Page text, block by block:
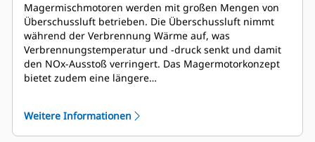
Magermischmotoren werden mit großen Mengen von
Überschussluft betrieben. Die Überschussluft nimmt
während der Verbrennung Wärme auf, was
Verbrennungstemperatur und -druck senkt und damit
den NOx-Ausstoß verringert. Das Magermotorkonzept
bietet zudem eine längere
Weitere Informationen